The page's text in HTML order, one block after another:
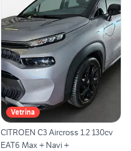
Vetrina
CITROEN C3 Aircross 1.2 130cv
EAT6 Max + Navi +